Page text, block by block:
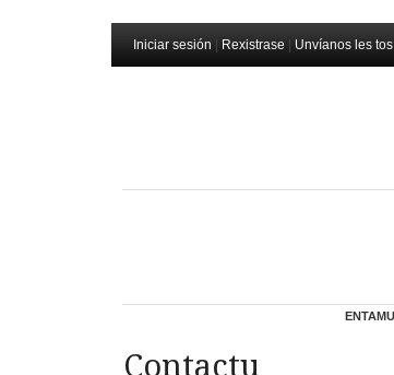
Iniciar sesión Rexistrase Unvíanos les
ENTAMU
Contactu